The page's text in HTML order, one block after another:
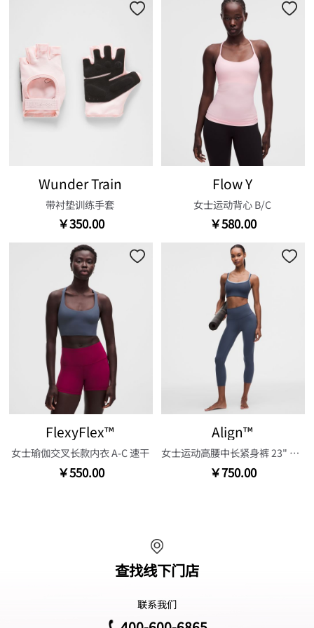
Wunder Train
带衬垫训练手套
￥350.00
Flow Y
女士运动背心 B/C
￥580.00
FlexyFlex™
女士瑜伽交叉长款内衣 A-C 速干
￥550.00
Align™
女士运动高腰中长紧身裤 23" 芯吸
￥750.00
查找线下门店
联系我们